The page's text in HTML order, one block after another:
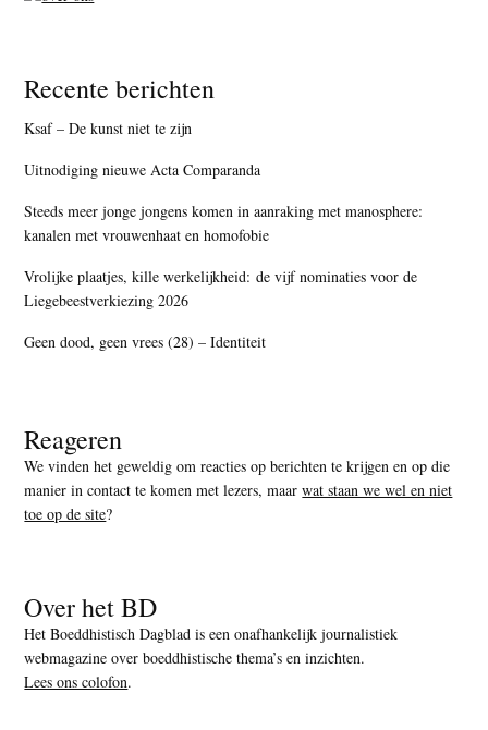
Recente berichten
Ksaf – De kunst niet te zijn
Uitnodiging nieuwe Acta Comparanda
Steeds meer jonge jongens komen in aanraking met manosphere:
kanalen met vrouwenhaat en homofobie
Vrolijke plaatjes, kille werkelijkheid: de vijf nominaties voor de
Liegebeestverkiezing 2026
Geen dood, geen vrees (28) – Identiteit
Reageren
We vinden het geweldig om reacties op berichten te krijgen en op die
manier in contact te komen met lezers, maarwat staan we wel en niet
toe op de site?
Over het BD
Het Boeddhistisch Dagblad is een onafhankelijk journalistiek
webmagazine over boeddhistische thema’s en inzichten.
Lees ons colofon.